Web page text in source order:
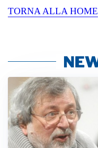
TORNA ALLA HOME